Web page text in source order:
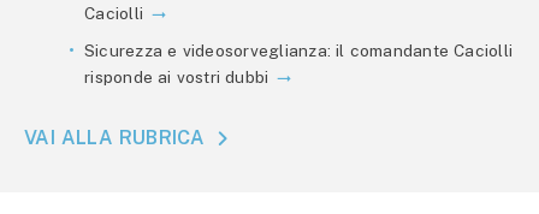
Caciolli
Sicurezza e videosorveglianza: il comandante Caciolli
risponde ai vostri dubbi
VAI ALLA RUBRICA